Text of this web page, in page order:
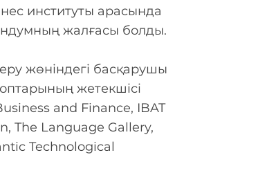
институты арасында
жалғасы болды.
жөніндегі басқарушы
жетекшісі
and Finance, IBAT
The Language Gallery,
Technological